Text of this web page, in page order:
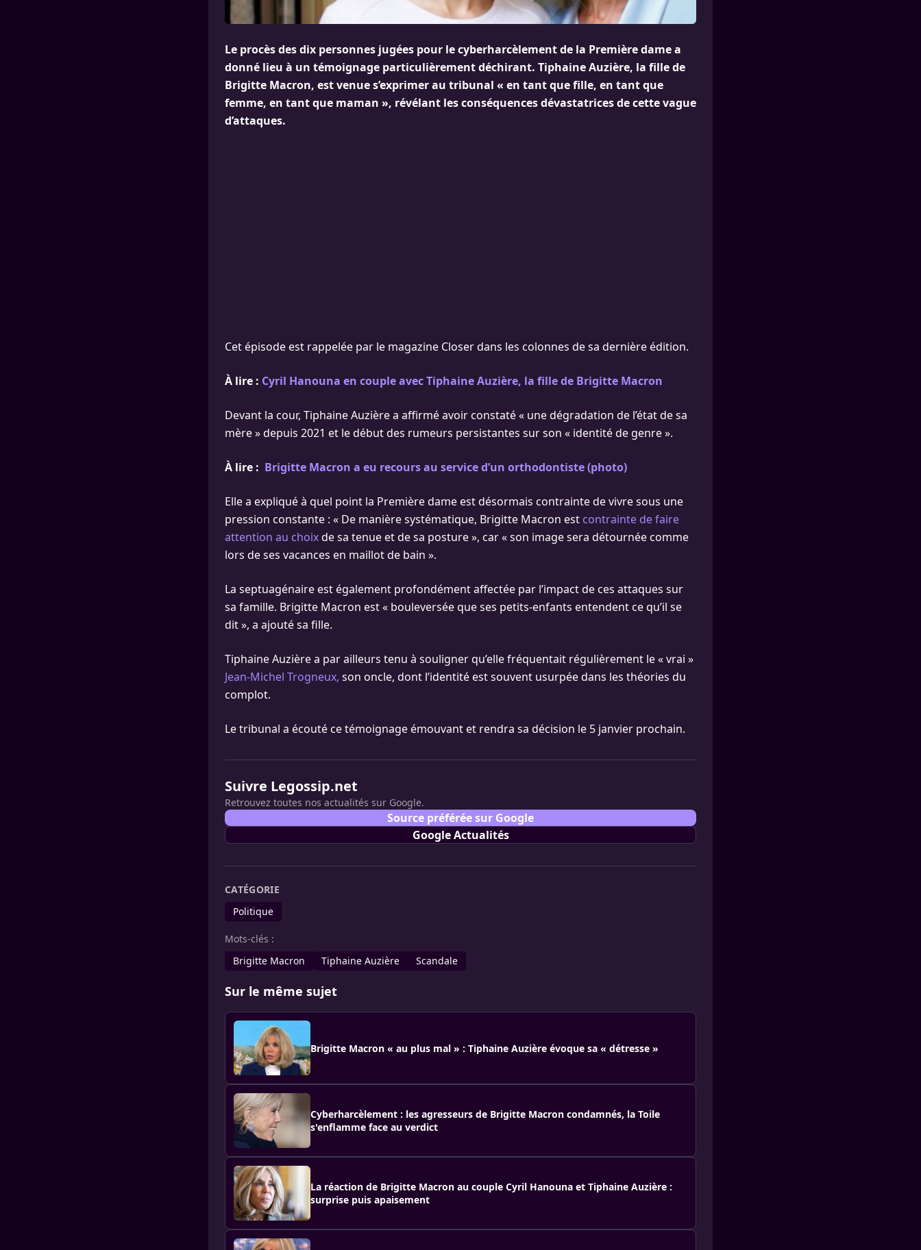
Le procès des dix personnes jugées pour le cyberharcèlement de la Première dame a
donné lieu à un témoignage particulièrement déchirant. Tiphaine Auzière, la fille de
Brigitte Macron, est venue s’exprimer au tribunal « en tant que fille, en tant que
femme, en tant que maman », révélant les conséquences dévastatrices de cette vague
d’attaques.
Cet épisode est rappelée par le magazine Closer dans les colonnes de sa dernière édition.
À lire : Cyril Hanouna en couple avec Tiphaine Auzière, la fille de Brigitte Macron
Devant la cour, Tiphaine Auzière a affirmé avoir constaté « une dégradation de l’état de sa
mère » depuis 2021 et le début des rumeurs persistantes sur son « identité de genre ».
À lire : Brigitte Macron a eu recours au service d’un orthodontiste (photo)
Elle a expliqué à quel point la Première dame est désormais contrainte de vivre sous une
pression constante : « De manière systématique, Brigitte Macron est contrainte de faire
attention au choixde sa tenue et de sa posture », car « son image sera détournée comme
lors de ses vacances en maillot de bain ».
La septuagénaire est également profondément affectée par l’impact de ces attaques sur
sa famille. Brigitte Macron est « bouleversée que ses petits-enfants entendent ce qu’il se
dit », a ajouté sa fille.
Tiphaine Auzière a par ailleurs tenu à souligner qu’elle fréquentait régulièrement le « vrai »
Jean-Michel Trogneux, son oncle, dont l’identité est souvent usurpée dans les théories du
complot.
Le tribunal a écouté ce témoignage émouvant et rendra sa décision le 5 janvier prochain.
Suivre Legossip.net
Retrouvez toutes nos actualités sur Google.
Source préférée sur Google
Google Actualités
CATÉGORIE
Politique
Mots-clés :
Brigitte Macron
Tiphaine Auzière Scandale
Sur le même sujet
Brigitte Macron « au plus mal » : Tiphaine Auzière évoque sa « détresse »
Cyberharcèlement : les agresseurs de Brigitte Macron condamnés, la Toile
s'enflamme face au verdict
La réaction de Brigitte Macron au couple Cyril Hanouna et Tiphaine Auzière :
surprise puis apaisement